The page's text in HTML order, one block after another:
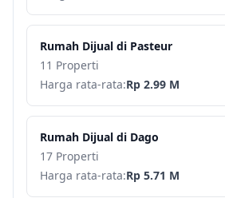
Rumah Dijual di Pasteur
11 Properti
Harga rata-rata:Rp 2.99 M
Rumah Dijual di Dago
17 Properti
Harga rata-rata:Rp 5.71 M